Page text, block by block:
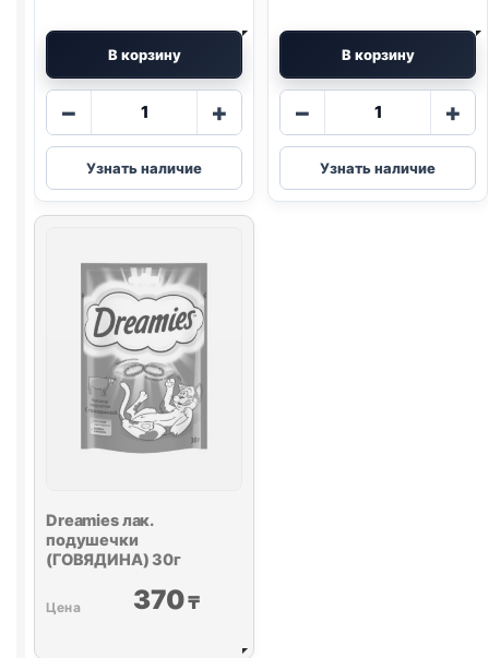
В корзину
−
Количество
TitBit
крем-
лак.
+
Узнать наличие
В корзину
−
Количество
Dreamies
лак.
подушечки
+
Узнать наличие
Dreamiesлак.
подушечки
(ГОВЯДИНА) 30г
370₸